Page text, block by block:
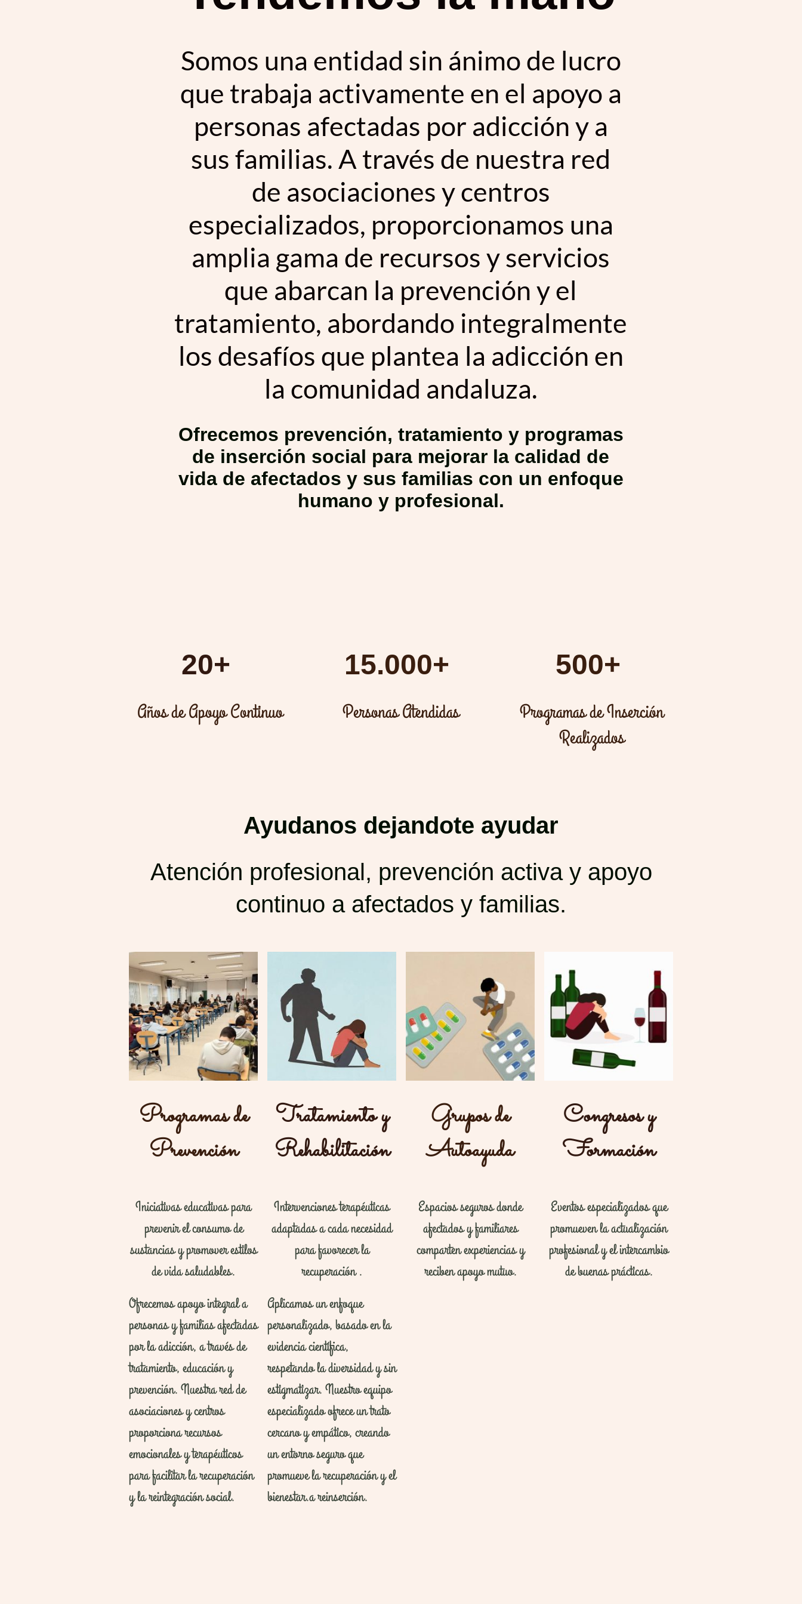
Somos una entidad sin ánimo de lucro
que trabaja activamente en el apoyo a
personas afectadas por adicción y a
sus familias. A través de nuestra red
de asociaciones y centros
especializados, proporcionamos una
amplia gama de recursos y servicios
que abarcan la prevención y el
tratamiento, abordando integralmente
los desafíos que plantea la adicción en
la comunidad andaluza.
Ofrecemos prevención, tratamiento y programas
de inserción social para mejorar la calidad de
vida de afectados y sus familias con un enfoque
humano y profesional.
20+
Años de Apoyo Continuo
15.000+
Personas Atendidas
500+
Programas de Inserción
Realizados
Ayudanos dejandote ayudar
Atención profesional, prevención activa y apoyo
continuo a afectados y familias.
Programas de
Prevención
Iniciativas educativas para
prevenir el consumo de
sustancias y promover estilos
de vida saludables.
Ofrecemos apoyo integral a
personas y familias afectadas
por la adicción, a través de
tratamiento, educación y
prevención. Nuestra red de
asociaciones y centros
proporciona recursos
emocionales y terapéuticos
para facilitar la recuperación
y la reintegración social.
Tratamiento y
Rehabilitación
Intervenciones terapéuticas
adaptadas a cada necesidad
para favorecer la
recuperación .
Aplicamos un enfoque
personalizado, basado en la
evidencia científica,
respetando la diversidad y sin
estigmatizar. Nuestro equipo
especializado ofrece un trato
cercano y empático, creando
un entorno seguro que
promueve la recuperación y el
bienestar.a reinserción.
Grupos de
Autoayuda
Espacios seguros donde
afectados y familiares
comparten experiencias y
reciben apoyo mutuo.
Congresos y
Formación
Eventos especializados que
promueven la actualización
profesional y el intercambio
de buenas prácticas.